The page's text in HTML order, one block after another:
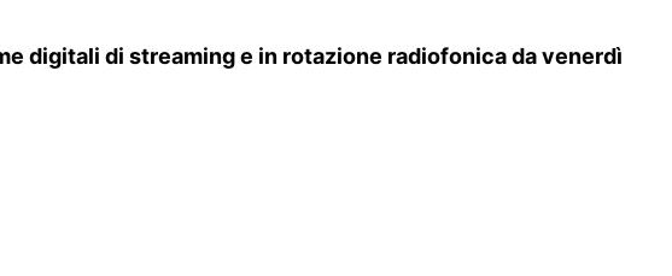
digitali di streaming e in rotazione radiofonica da venerdì